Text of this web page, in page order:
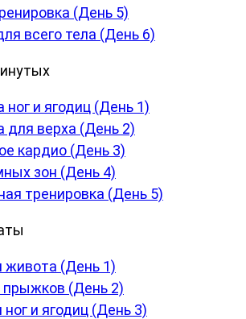
(День 5)
всего тела (День 6)
ног и ягодиц (День 1)
для верха (День 2)
кардио (День 3)
зон (День 4)
тренировка (День 5)
живота (День 1)
прыжков (День 2)
и ягодиц (День 3)